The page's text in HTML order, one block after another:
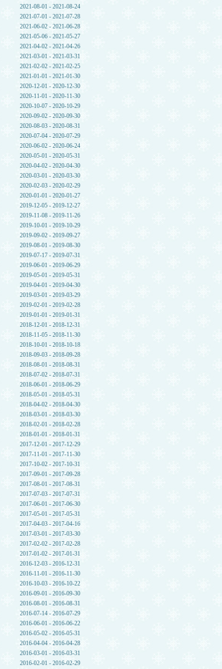
2021-08-01 - 2021-08-24
2021-07-01 - 2021-07-28
2021-06-02 - 2021-06-28
2021-05-06 - 2021-05-27
2021-04-02 - 2021-04-26
2021-03-01 - 2021-03-31
2021-02-02 - 2021-02-25
2021-01-01 - 2021-01-30
2020-12-01 - 2020-12-30
2020-11-01 - 2020-11-30
2020-10-07 - 2020-10-29
2020-09-02 - 2020-09-30
2020-08-03 - 2020-08-31
2020-07-04 - 2020-07-29
2020-06-02 - 2020-06-24
2020-05-01 - 2020-05-31
2020-04-02 - 2020-04-30
2020-03-01 - 2020-03-30
2020-02-03 - 2020-02-29
2020-01-01 - 2020-01-27
2019-12-05 - 2019-12-27
2019-11-08 - 2019-11-26
2019-10-01 - 2019-10-29
2019-09-02 - 2019-09-27
2019-08-01 - 2019-08-30
2019-07-17 - 2019-07-31
2019-06-01 - 2019-06-29
2019-05-01 - 2019-05-31
2019-04-01 - 2019-04-30
2019-03-01 - 2019-03-29
2019-02-01 - 2019-02-28
2019-01-01 - 2019-01-31
2018-12-01 - 2018-12-31
2018-11-05 - 2018-11-30
2018-10-01 - 2018-10-18
2018-09-03 - 2018-09-28
2018-08-01 - 2018-08-31
2018-07-02 - 2018-07-31
2018-06-01 - 2018-06-29
2018-05-01 - 2018-05-31
2018-04-02 - 2018-04-30
2018-03-01 - 2018-03-30
2018-02-01 - 2018-02-28
2018-01-01 - 2018-01-31
2017-12-01 - 2017-12-29
2017-11-01 - 2017-11-30
2017-10-02 - 2017-10-31
2017-09-01 - 2017-09-28
2017-08-01 - 2017-08-31
2017-07-03 - 2017-07-31
2017-06-01 - 2017-06-30
2017-05-01 - 2017-05-31
2017-04-03 - 2017-04-16
2017-03-01 - 2017-03-30
2017-02-02 - 2017-02-28
2017-01-02 - 2017-01-31
2016-12-03 - 2016-12-31
2016-11-01 - 2016-11-30
2016-10-03 - 2016-10-22
2016-09-01 - 2016-09-30
2016-08-01 - 2016-08-31
2016-07-14 - 2016-07-29
2016-06-01 - 2016-06-22
2016-05-02 - 2016-05-31
2016-04-04 - 2016-04-28
2016-03-01 - 2016-03-31
2016-02-01 - 2016-02-29